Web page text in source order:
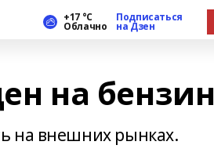
+17 °С
Облачно
Подписаться
на Дзен
на бензин
на внешних рынках.